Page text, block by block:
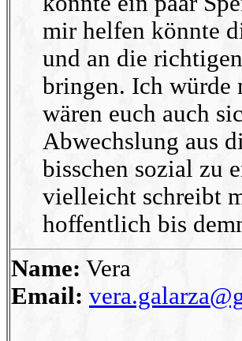
mir helfen könnte
und an die
bringen. Ich würde
wären euch auch
Abwechslung aus
bisschen sozial zu
vielleicht schreibt
hoffentlich bis
Name: Vera
Email: